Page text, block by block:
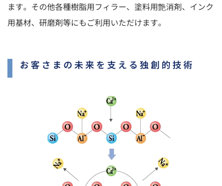
ます。その他各種樹脂用フィラー、塗料用艶消剤、インク
用基材、研磨剤等にもご利用いただけます。
お客さまの未来を支える独創的技術